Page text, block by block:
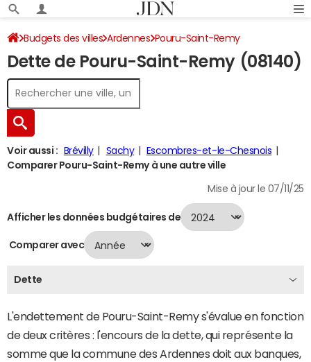
Budgets des villes Ardennes Pouru-Saint-Remy
Dette au 31/12/2024
Dette de Pouru-Saint-Remy (08140)
Voir aussi : Brévilly Sachy
Escombres-et-le-Chesnois
Comparer Pouru-Saint-Remy à une autre ville
Mise à jour le 07/11/25
Afficher les données budgétaires de
Comparer avec
Dette
L'endettement de Pouru-Saint-Remy s'évalue en fonction
de deux critères : l'encours de la dette, qui représente la
somme que la commune des Ardennes doit aux banques,